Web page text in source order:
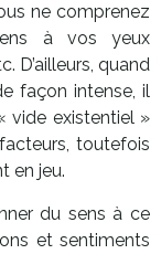
ne comprenez
à vos yeux
D’ailleurs, quand
façon intense, il
vide existentiel »
toutefois
en jeu.
du sens à ce
et sentiments